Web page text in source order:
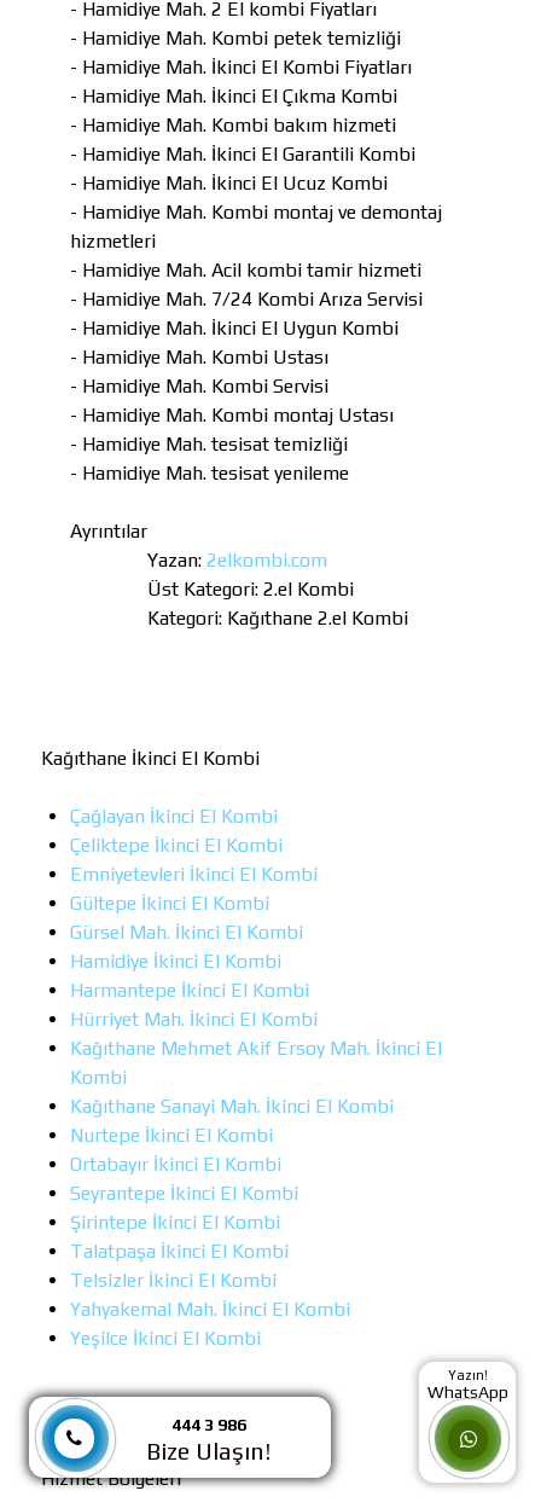
444 3 986
Bize Ulaşın!
Yazın!
WhatsApp
- Hamidiye Mah. 2 El kombi Fiyatları
- Hamidiye Mah. Kombi petek temizliği
- Hamidiye Mah. İkinci El Kombi Fiyatları
- Hamidiye Mah. İkinci El Çıkma Kombi
- Hamidiye Mah. Kombi bakım hizmeti
- Hamidiye Mah. İkinci El Garantili Kombi
- Hamidiye Mah. İkinci El Ucuz Kombi
- Hamidiye Mah. Kombi montaj ve demontaj
hizmetleri
- Hamidiye Mah. Acil kombi tamir hizmeti
- Hamidiye Mah. 7/24 Kombi Arıza Servisi
- Hamidiye Mah. İkinci El Uygun Kombi
- Hamidiye Mah. Kombi Ustası
- Hamidiye Mah. Kombi Servisi
- Hamidiye Mah. Kombi montaj Ustası
- Hamidiye Mah. tesisat temizliği
- Hamidiye Mah. tesisat yenileme
Ayrıntılar
Yazan: 2elkombi.com
Üst Kategori: 2.el Kombi
Kategori: Kağıthane 2.el Kombi
Kağıthane İkinci El Kombi
Çağlayan İkinci El Kombi
Çeliktepe İkinci El Kombi
Emniyetevleri İkinci El Kombi
Gültepe İkinci El Kombi
Gürsel Mah. İkinci El Kombi
Hamidiye İkinci El Kombi
Harmantepe İkinci El Kombi
Hürriyet Mah. İkinci El Kombi
Kağıthane Mehmet Akif Ersoy Mah. İkinci El
Kombi
Kağıthane Sanayi Mah. İkinci El Kombi
Nurtepe İkinci El Kombi
Ortabayır İkinci El Kombi
Seyrantepe İkinci El Kombi
Şirintepe İkinci El Kombi
Talatpaşa İkinci El Kombi
Telsizler İkinci El Kombi
Yahyakemal Mah. İkinci El Kombi
Yeşilce İkinci El Kombi
Hizmet Bölgeleri